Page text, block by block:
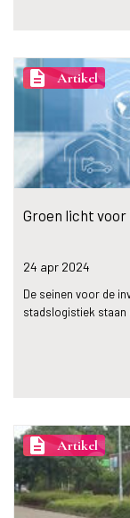
description Artikel
Groen licht
24 apr 2024
De seinen voor de
stadslogistiek staan
description Artikel